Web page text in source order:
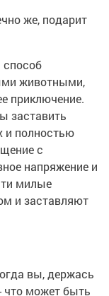
же, подарит
животными,
приключение.
заставить
и полностью
с
напряжение и
милые
и заставляют
вы, держась
что может быть